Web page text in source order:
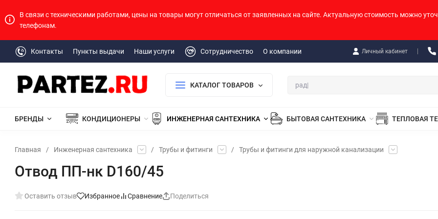
В связи с техническими работами, цены на товары могут отличаться от заявленных на сайте. Актуальную стоимость можно
телефонам.
Контакты Пункты выдачи Наши услуги Сотрудничество О компании Личный кабинет
КАТАЛОГ ТОВАРОВ
БРЕНДЫ КОНДИЦИОНЕРЫ ИНЖЕНЕРНАЯ САНТЕХНИКА БЫТОВАЯ САНТЕХНИКА ТЕПЛОВАЯ
Главная / Инженерная сантехника / Трубы и фитинги / Трубы и фитинги для наружной канализации
Отвод ПП-нк D160/45
Оставить отзыв Избранное Сравнение Поделиться